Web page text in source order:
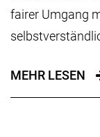
fairer Umgang
MEHR LESEN